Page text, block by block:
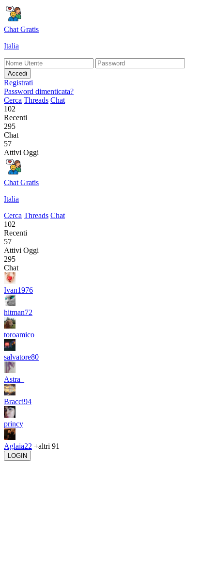
Chat Gratis
Italia
Accedi
Registrati
Password dimenticata?
Cerca Threads Chat
102
Recenti
295
Chat
57
Attivi Oggi
Chat Gratis
Italia
Cerca Threads Chat
102
Recenti
57
Attivi Oggi
295
Chat
Ivan1976
hitman72
toroamico
salvatore80
Astra_
Bracci94
princy
Aglaia22 +altri 91
LOGIN